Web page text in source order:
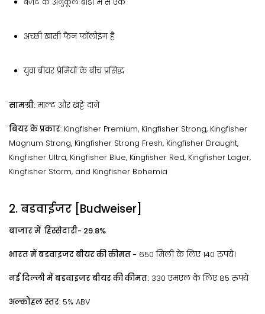
बजट के अनुकूल ब्रांडों में से एक
अच्छी खासी फैन फॉलोइंग है
युवा बीयर प्रेमियों के बीच प्रसिद्ध
सामग्री:माल्ट और खट्टे दाने
बियर के प्रकार: Kingfisher Premium, Kingfisher Strong, Kingfisher
Magnum Strong, Kingfisher Strong Fresh, Kingfisher Draught,
Kingfisher Ultra, Kingfisher Blue, Kingfisher Red, Kingfisher Lager,
Kingfisher Storm, and Kingfisher Bohemia
2. बडवाईजर [Budweiser]
बाजार में हिस्सेदारी- 29.8%
भारत में बडवाइजर बीयर की कीमत - 650 मिली के लिए 140 रुपये।
नई दिल्ली में बडवाइजर बीयर की कीमत: 330 एमएल के लिए 85 रुपये
अल्कोहल स्तर: 5% ABV